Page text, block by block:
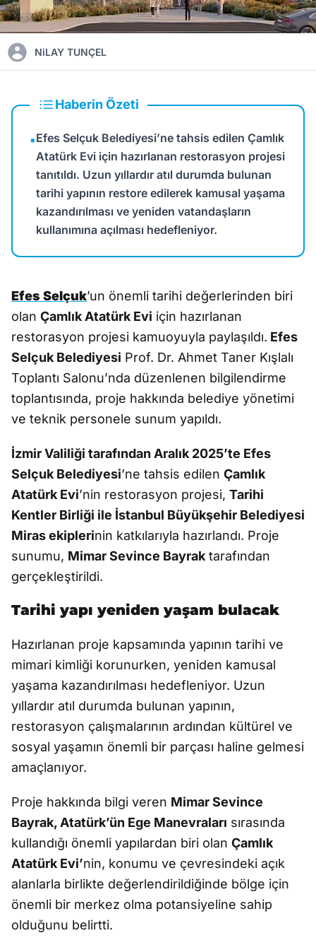
NiLAY TUNÇEL
Haberin Özeti
•Efes Selçuk Belediyesi’ne tahsis edilen Çamlık
Atatürk Evi için hazırlanan restorasyon projesi
tanıtıldı. Uzun yıllardır atıl durumda bulunan
tarihi yapının restore edilerek kamusal yaşama
kazandırılması ve yeniden vatandaşların
kullanımına açılması hedefleniyor.
Efes Selçuk’un önemli tarihi değerlerinden biri
olan Çamlık Atatürk Evi için hazırlanan
restorasyon projesi kamuoyuyla paylaşıldı. Efes
Selçuk Belediyesi Prof. Dr. Ahmet Taner Kışlalı
Toplantı Salonu’nda düzenlenen bilgilendirme
toplantısında, proje hakkında belediye yönetimi
ve teknik personele sunum yapıldı.
İzmir Valiliği tarafından Aralık 2025’te Efes
Selçuk Belediyesi’ne tahsis edilen Çamlık
Atatürk Evi’nin restorasyon projesi, Tarihi
Kentler Birliği ile İstanbul Büyükşehir Belediyesi
Miras ekiplerinin katkılarıyla hazırlandı. Proje
sunumu, Mimar Sevince Bayrak tarafından
gerçekleştirildi.
Tarihi yapı yeniden yaşam bulacak
Hazırlanan proje kapsamında yapının tarihi ve
mimari kimliği korunurken, yeniden kamusal
yaşama kazandırılması hedefleniyor. Uzun
yıllardır atıl durumda bulunan yapının,
restorasyon çalışmalarının ardından kültürel ve
sosyal yaşamın önemli bir parçası haline gelmesi
amaçlanıyor.
Proje hakkında bilgi veren Mimar Sevince
Bayrak, Atatürk’ün Ege Manevraları sırasında
kullandığı önemli yapılardan biri olan Çamlık
Atatürk Evi’nin, konumu ve çevresindeki açık
alanlarla birlikte değerlendirildiğinde bölge için
önemli bir merkez olma potansiyeline sahip
olduğunu belirtti.